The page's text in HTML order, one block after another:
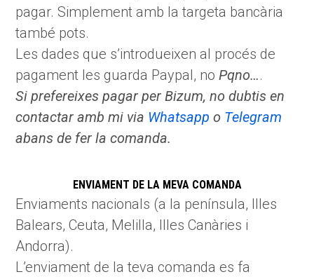
pagar. Simplement amb la targeta bancària
també pots.
Les dades que s’introdueixen al procés de
pagament les guarda Paypal, no Pqno….
Si prefereixes pagar per Bizum, no dubtis en
contactar amb mi via Whatsapp o Telegram
abans de fer la comanda.
ENVIAMENT DE LA MEVA COMANDA
Enviaments nacionals (a la península, Illes
Balears, Ceuta, Melilla, Illes Canàries i
Andorra).
L’enviament de la teva comanda es fa